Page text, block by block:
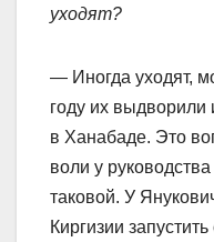
уходят?
— Иногда уходят,
году их выдворили
в Ханабаде. Это
воли у
таковой. У
Киргизии